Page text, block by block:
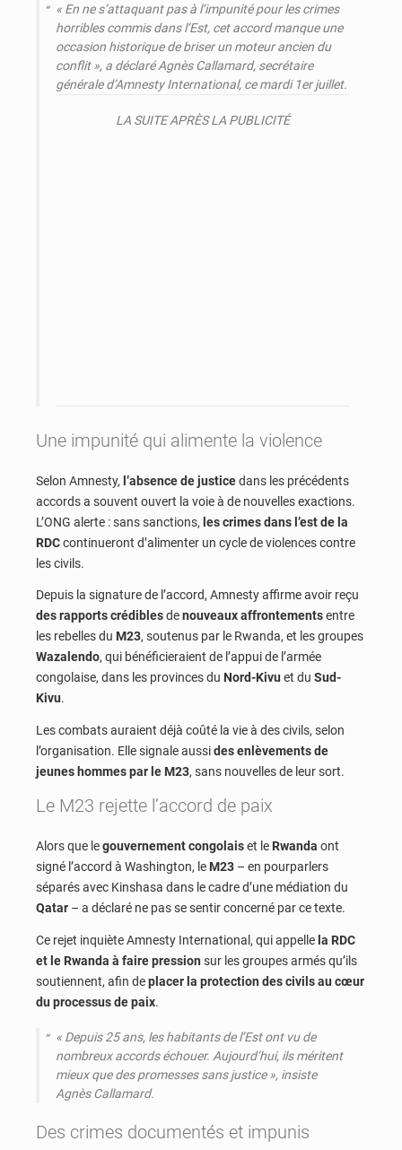
« En ne s’attaquant pas à l’impunité pour les crimes
horribles commis dans l’Est, cet accord manque une
occasion historique de briser un moteur ancien du
conflit », a déclaré Agnès Callamard, secrétaire
générale d’Amnesty International, ce mardi 1er juillet.
LA SUITE APRÈS LA PUBLICITÉ
Une impunité qui alimente la violence
Selon Amnesty, l’absence de justicedans les précédents
accords a souvent ouvert la voie à de nouvelles exactions.
L’ONG alerte : sans sanctions, les crimes dans l’est de la
RDCcontinueront d’alimenter un cycle de violences contre
les civils.
Depuis la signature de l’accord, Amnesty affirme avoir reçu
des rapports crédiblesdenouveaux affrontementsentre
les rebelles du M23, soutenus par le Rwanda, et les groupes
Wazalendo, qui bénéficieraient de l’appui de l’armée
congolaise, dans les provinces du Nord-Kivu et du Sud-
Kivu.
Les combats auraient déjà coûté la vie à des civils, selon
l’organisation. Elle signale aussides enlèvements de
jeunes hommes par le M23, sans nouvelles de leur sort.
Le M23 rejette l’accord de paix
Alors que legouvernement congolaiset le Rwanda ont
signé l’accord à Washington, le M23 – en pourparlers
séparés avec Kinshasa dans le cadre d’une médiation du
Qatar – a déclaré ne pas se sentir concerné par ce texte.
Ce rejet inquiète Amnesty International, qui appelle la RDC
et le Rwanda à faire pression sur les groupes armés qu’ils
soutiennent, afin deplacer la protection des civils au cœur
du processus de paix.
« Depuis 25 ans, les habitants de l’Est ont vu de
nombreux accords échouer. Aujourd’hui, ils méritent
mieux que des promesses sans justice », insiste
Agnès Callamard.
Des crimes documentés et impunis